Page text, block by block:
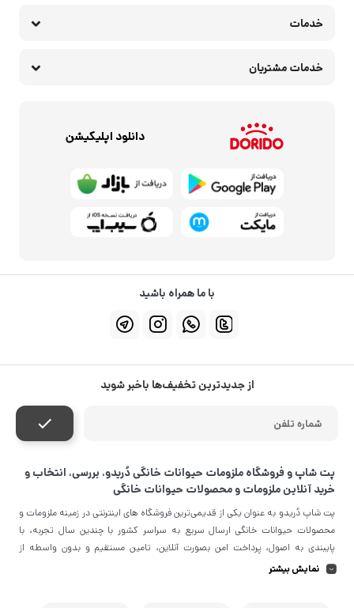
خدمات
خدمات مشتریان
دانلود اپلیکیشن
با ما همراه باشید
از جدیدترین تخفیف‌ها باخبر شوید
پت شاپ و فروشگاه ملزومات حیوانات خانگی دُریدو، بررسی، انتخاب و
خرید آنلاین ملزومات و محصولات حیوانات خانگی
پت شاپ دُریدو به عنوان یکی از قدیمی‌ترین فروشگاه های اینترنتی در زمینه ملزومات و
محصولات حیوانات خانگی ارسال سریع به سراسر کشور با چندین سال تجربه، با
پایبندی به اصول، پرداخت امن بصورت آنلاین، تامین مستقیم و بدون واسطه از
معتبرترین برندهای جهان و تضمین اصل‌بودن کالا موفق شده تا همگام با خانواده
نمایش بیشتر